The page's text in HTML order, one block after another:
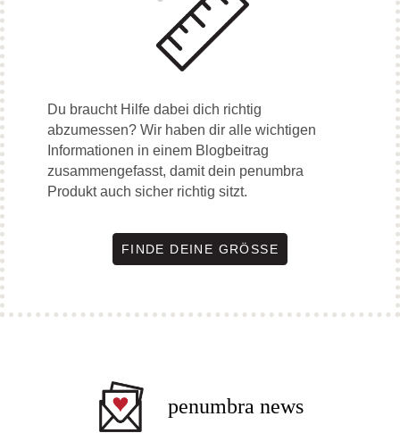
Du braucht Hilfe dabei dich richtig
abzumessen? Wir haben dir alle wichtigen
Informationen in einem Blogbeitrag
zusammengefasst, damit dein penumbra
Produkt auch sicher richtig sitzt.
FINDE DEINE GRÖSSE
penumbra news